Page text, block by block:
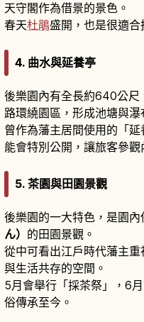
天守閣作為借景的景色。
春天杜鵑盛開，也是很適合
4. 曲水與延養亭
後樂園內有全長約640公尺
路環繞園區，形成池塘與瀑
曾作為藩主居間使用的「
能會特別公開，讓旅客參觀
5. 茶園與田園景觀
後樂園的一大特色，是園內
ん） 的田園景觀。
從中可看出江戶時代藩主
與生活共存的空間。
5月會舉行「採茶祭」，6
俗傳承至今。